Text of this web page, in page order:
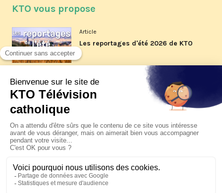
KTO vous propose
Article
Les reportages d'été 2026 de KTO
Article
La visite pastorale du pape Léon
XIV à Assise à suivre sur KTO le
Article
Le pape en Uruguay, Argentine et